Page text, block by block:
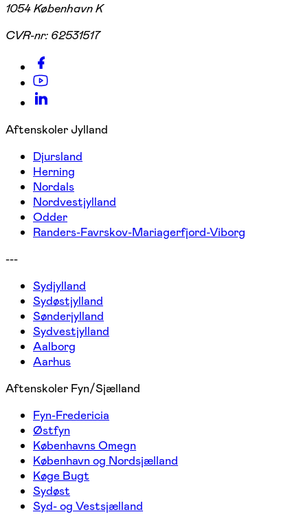
1054 København K
CVR-nr: 62531517
Aftenskoler Jylland
Djursland
Herning
Nordals
Nordvestjylland
Odder
Randers-Favrskov-Mariagerfjord-Viborg
---
Sydjylland
Sydøstjylland
Sønderjylland
Sydvestjylland
Aalborg
Aarhus
Aftenskoler Fyn/Sjælland
Fyn-Fredericia
Østfyn
Københavns Omegn
København og Nordsjælland
Køge Bugt
Sydøst
Syd- og Vestsjælland